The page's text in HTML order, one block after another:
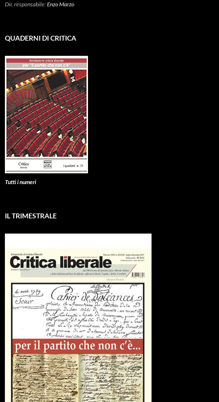
Dir. responsabile:Enzo Marzo
QUADERNI DI CRITICA
Tutti i numeri
IL TRIMESTRALE